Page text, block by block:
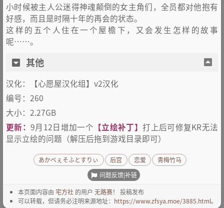
小时候被主人公迷得神魂颠倒的女主角们，全员都对他抱有
好感，而且是时隔十年的再会的状态。
这样的五个人住在一个屋檐下，又会发生怎样的故事
呢……。
其他
汉化：【心愿屋汉化组】v2汉化
编号：260
大小：2.27GB
更新：9月12日增加一个 【立绘补丁】打上后可修复KR无法
显示立绘的问题（解压后拖到游戏目录即可）
あかべぇそふとすりぃ 后宫 恋爱
青梅竹马
问题反馈|补链
本页面内容由 宅方社 的用户 无路赛！
投稿发布
可以转载，但请务必注明来源地址： https://www.zfsya.moe/3885.html。